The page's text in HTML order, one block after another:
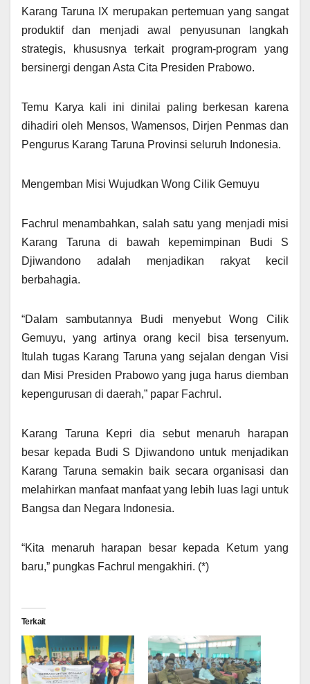
Karang Taruna IX merupakan pertemuan yang sangat
produktif dan menjadi awal penyusunan langkah
strategis, khususnya terkait program-program yang
bersinergi dengan Asta Cita Presiden Prabowo.
Temu Karya kali ini dinilai paling berkesan karena
dihadiri oleh Mensos, Wamensos, Dirjen Penmas dan
Pengurus Karang Taruna Provinsi seluruh Indonesia.
Mengemban Misi Wujudkan Wong Cilik Gemuyu
Fachrul menambahkan, salah satu yang menjadi misi
Karang Taruna di bawah kepemimpinan Budi S
Djiwandono adalah menjadikan rakyat kecil
berbahagia.
“Dalam sambutannya Budi menyebut Wong Cilik
Gemuyu, yang artinya orang kecil bisa tersenyum.
Itulah tugas Karang Taruna yang sejalan dengan Visi
dan Misi Presiden Prabowo yang juga harus diemban
kepengurusan di daerah,” papar Fachrul.
Karang Taruna Kepri dia sebut menaruh harapan
besar kepada Budi S Djiwandono untuk menjadikan
Karang Taruna semakin baik secara organisasi dan
melahirkan manfaat manfaat yang lebih luas lagi untuk
Bangsa dan Negara Indonesia.
“Kita menaruh harapan besar kepada Ketum yang
baru,” pungkas Fachrul mengakhiri. (*)
Terkait